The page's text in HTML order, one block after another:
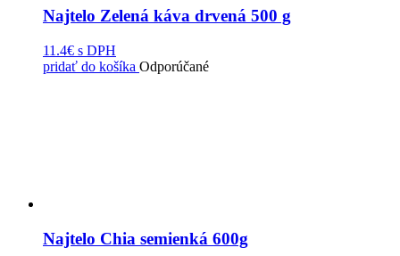
Najtelo Zelená káva drvená 500 g
11.4€ s DPH
pridať do košíka Odporúčané
Najtelo Chia semienká 600g